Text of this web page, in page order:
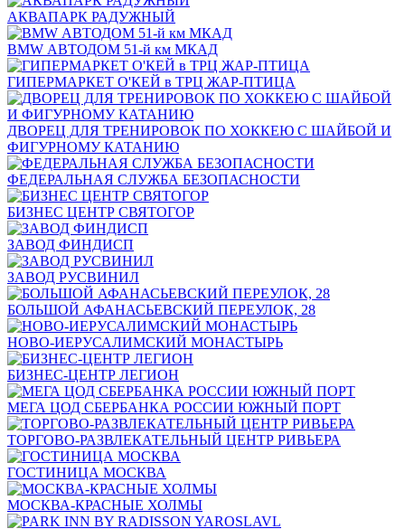
АКВАПАРК РАДУЖНЫЙ
BMW АВТОДОМ 51-й км МКАД
ГИПЕРМАРКЕТ О'КЕЙ в ТРЦ ЖАР-ПТИЦА
ДВОРЕЦ ДЛЯ ТРЕНИРОВОК ПО ХОККЕЮ С ШАЙБОЙ И
ФИГУРНОМУ КАТАНИЮ
ФЕДЕРАЛЬНАЯ СЛУЖБА БЕЗОПАСНОСТИ
БИЗНЕС ЦЕНТР СВЯТОГОР
ЗАВОД ФИНДИСП
ЗАВОД РУСВИНИЛ
БОЛЬШОЙ АФАНАСЬЕВСКИЙ ПЕРЕУЛОК, 28
НОВО-ИЕРУСАЛИМСКИЙ МОНАСТЫРЬ
БИЗНЕС-ЦЕНТР ЛЕГИОН
МЕГА ЦОД СБЕРБАНКА РОССИИ ЮЖНЫЙ ПОРТ
ТОРГОВО-РАЗВЛЕКАТЕЛЬНЫЙ ЦЕНТР РИВЬЕРА
ГОСТИНИЦА МОСКВА
МОСКВА-КРАСНЫЕ ХОЛМЫ